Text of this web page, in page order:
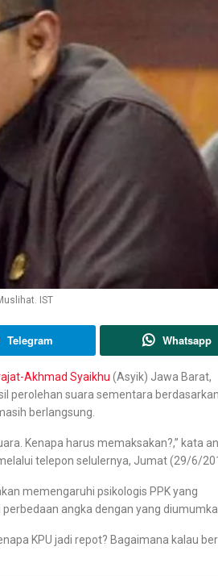
IST
Telegram Whatsapp
Akhmad Syaikhu (Asyik) Jawa Barat,
perolehan suara sementara
berlangsung.
Kenapa harus memaksakan?,” kata
telepon selulernya, Jumat (29/6/
memengaruhi psikologis PPK yang
angka dengan yang
KPU jadi repot? Bagaimana kalau